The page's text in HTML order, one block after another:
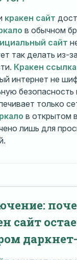
кракен сайт
в обычном
сайт
так делать из-
Кракен ссылка
интернет не
безопасность
только
в открытом
лишь для
сайт